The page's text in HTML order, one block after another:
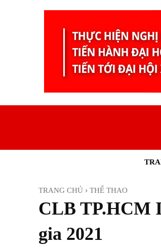
TRANG CHỦ THỂ THAO
CLB TP.HCM
gia 2021